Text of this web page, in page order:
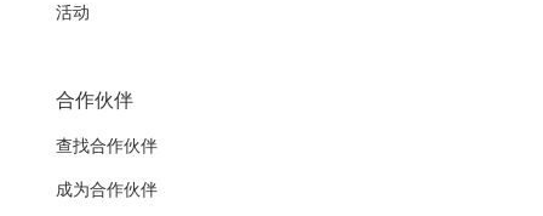
活动
合作伙伴
查找合作伙伴
成为合作伙伴